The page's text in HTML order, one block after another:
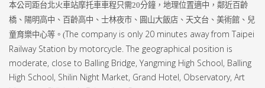
本公司距台北火車站摩托車車程只需20分鐘，地理位置適中，鄰近百齡
橋、陽明高中、百齡高中、士林夜市、圓山大飯店、天文台、美術館、兒
童育樂中心等。(The company is only 20 minutes away from Taipei
Railway Station by motorcycle. The geographical position is
moderate, close to Balling Bridge, Yangming High School, Balling
High School, Shilin Night Market, Grand Hotel, Observatory, Art